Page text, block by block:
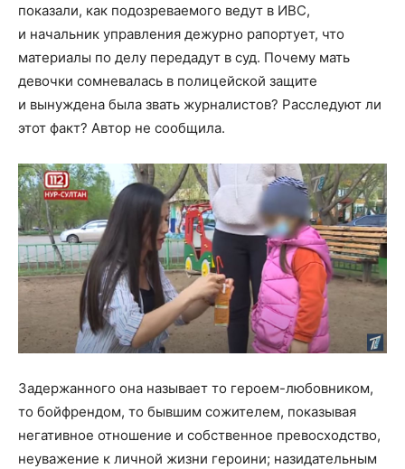
показали, как подозреваемого ведут в ИВС,
и начальник управления дежурно рапортует, что
материалы по делу передадут в суд. Почему мать
девочки сомневалась в полицейской защите
и вынуждена была звать журналистов? Расследуют ли
этот факт? Автор не сообщила.
Задержанного она называет то героем-любовником,
то бойфрендом, то бывшим сожителем, показывая
негативное отношение и собственное превосходство,
неуважение к личной жизни героини; назидательным